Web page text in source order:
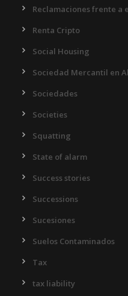
Reclamaciones frente a
Renta Cripto
Social Housing
Sociedad Mercantil en
Sociedades
Societies
Squatting
State of alarm
Success stories
Successions
Sucesiones
Suelos Contaminados
Tax
tax liability